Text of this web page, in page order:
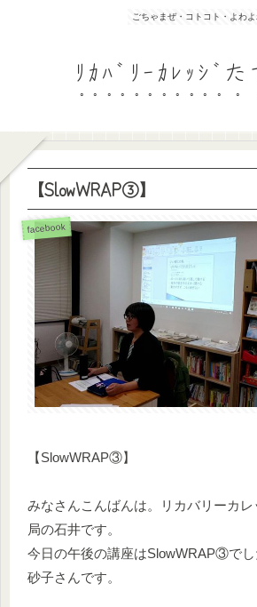
ごちゃまぜ・コトコト・よわ
ﾘｶﾊﾞﾘｰｶﾚｯｼﾞた
【SlowWRAP③】
facebook
【SlowWRAP③】
みなさんこんばんは。リカバリーカ
局の石井です。
今日の午後の講座はSlowWRAP③で
砂子さんです。